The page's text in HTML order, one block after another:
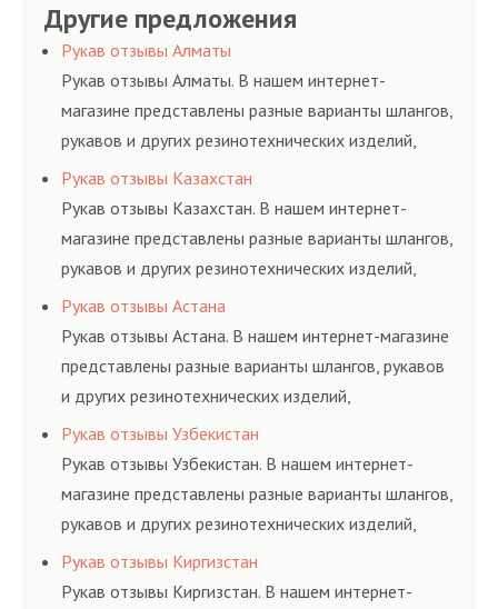
предприятия.
основе либо на
условиях
долговременного
комплексного
обслуживания
предлагает ремонт
давления. Ремонт
шлангов производится
высококвалифицирован
Другие предложения
Рукав отзывы Алматы
Рукав отзывы Алматы. В нашем интернет-
магазине представлены разные варианты шлангов,
рукавов и других резинотехнических изделий,
соответствующих ГОСТам, техническим условиям
и нормативам.
Рукав отзывы Казахстан
Рукав отзывы Казахстан. В нашем интернет-
магазине представлены разные варианты шлангов,
рукавов и других резинотехнических изделий,
соответствующих ГОСТам, техническим условиям
и нормативам.
Рукав отзывы Астана
Рукав отзывы Астана. В нашем интернет-магазине
представлены разные варианты шлангов, рукавов
и других резинотехнических изделий,
соответствующих ГОСТам, техническим условиям
и нормативам.
Рукав отзывы Узбекистан
Рукав отзывы Узбекистан. В нашем интернет-
магазине представлены разные варианты шлангов,
рукавов и других резинотехнических изделий,
соответствующих ГОСТам, техническим условиям
и нормативам.
Рукав отзывы Киргизстан
Рукав отзывы Киргизстан. В нашем интернет-